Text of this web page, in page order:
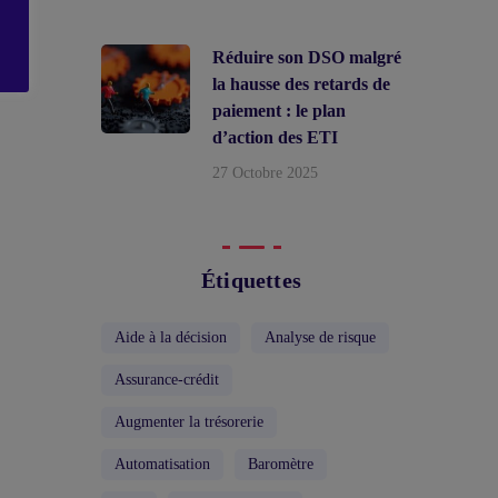
Réduire son DSO malgré
la hausse des retards de
paiement : le plan
d’action des ETI
27 Octobre 2025
Étiquettes
Aide à la décision Analyse de risque
Assurance-crédit
Augmenter la trésorerie
Automatisation Baromètre